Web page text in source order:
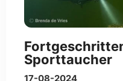
Sporttaucher
17-08-2024